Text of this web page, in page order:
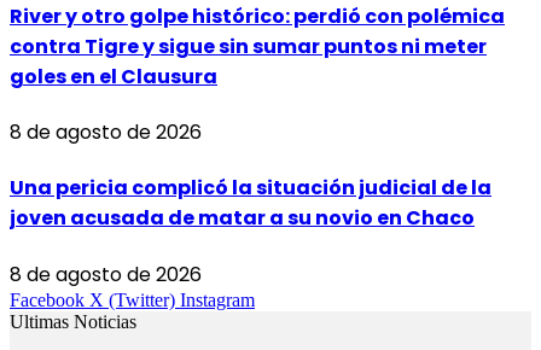
River y otro golpe histórico: perdió con polémica
contra Tigre y sigue sin sumar puntos ni meter
goles en el Clausura
8 de agosto de 2026
Una pericia complicó la situación judicial de la
joven acusada de matar a su novio en Chaco
8 de agosto de 2026
Facebook X (Twitter) Instagram
Ultimas Noticias